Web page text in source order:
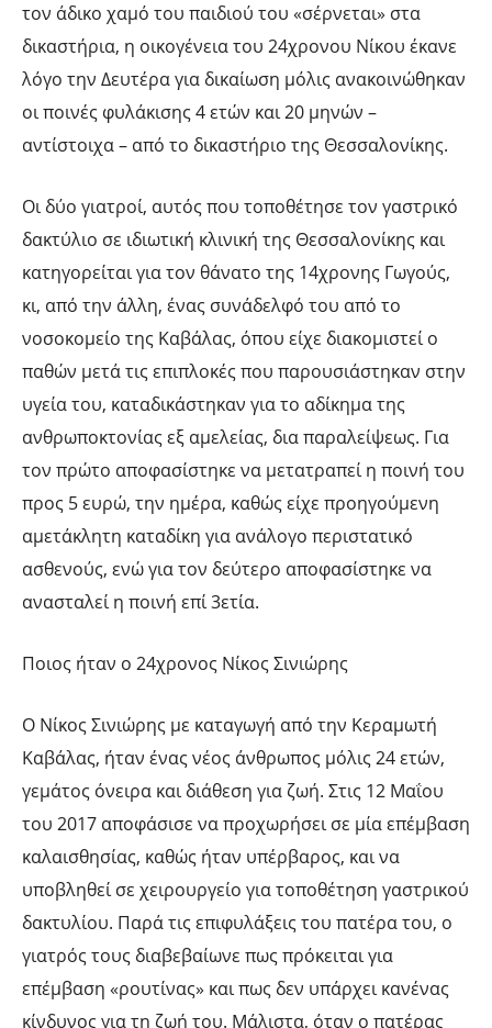
τον άδικο χαμό του παιδιού του «σέρνεται» στα
δικαστήρια, η οικογένεια του 24χρονου Νίκου έκανε
λόγο την Δευτέρα για δικαίωση μόλις ανακοινώθηκαν
οι ποινές φυλάκισης 4 ετών και 20 μηνών –
αντίστοιχα – από το δικαστήριο της Θεσσαλονίκης.
Οι δύο γιατροί, αυτός που τοποθέτησε τον γαστρικό
δακτύλιο σε ιδιωτική κλινική της Θεσσαλονίκης και
κατηγορείται για τον θάνατο της 14χρονης Γωγούς,
κι, από την άλλη, ένας συνάδελφό του από το
νοσοκομείο της Καβάλας, όπου είχε διακομιστεί ο
παθών μετά τις επιπλοκές που παρουσιάστηκαν στην
υγεία του, καταδικάστηκαν για το αδίκημα της
ανθρωποκτονίας εξ αμελείας, δια παραλείψεως. Για
τον πρώτο αποφασίστηκε να μετατραπεί η ποινή του
προς 5 ευρώ, την ημέρα, καθώς είχε προηγούμενη
αμετάκλητη καταδίκη για ανάλογο περιστατικό
ασθενούς, ενώ για τον δεύτερο αποφασίστηκε να
ανασταλεί η ποινή επί 3ετία.
Ποιος ήταν ο 24χρονος Νίκος Σινιώρης
Ο Νίκος Σινιώρης με καταγωγή από την Κεραμωτή
Καβάλας, ήταν ένας νέος άνθρωπος μόλις 24 ετών,
γεμάτος όνειρα και διάθεση για ζωή. Στις 12 Μαΐου
του 2017 αποφάσισε να προχωρήσει σε μία επέμβαση
καλαισθησίας, καθώς ήταν υπέρβαρος, και να
υποβληθεί σε χειρουργείο για τοποθέτηση γαστρικού
δακτυλίου. Παρά τις επιφυλάξεις του πατέρα του, ο
γιατρός τους διαβεβαίωνε πως πρόκειται για
επέμβαση «ρουτίνας» και πως δεν υπάρχει κανένας
κίνδυνος για τη ζωή του. Μάλιστα, όταν ο πατέρας